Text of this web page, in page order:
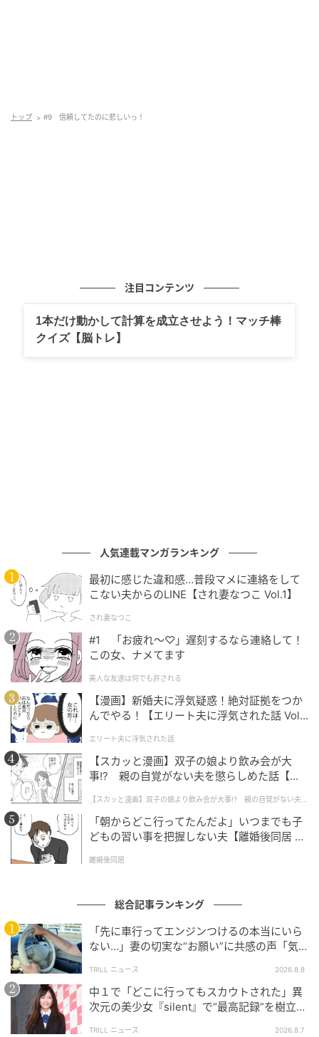
トップ #9 信頼してたのに悲しいっ！
注目コンテンツ
1本だけ動かして計算を成立させよう！マッチ棒
クイズ【脳トレ】
人気連載マンガランキング
最初に感じた違和感…普段マメに連絡をして
こない夫からのLINE【され妻なつこ Vol.1】
され妻なつこ
#1 「お疲れ〜♡」遅刻するなら連絡して！
この女、ナメてます
美人な友達は何でも許される
【漫画】新婚夫に浮気疑惑！絶対証拠をつか
んでやる！【エリート夫に浮気された話 Vol.
エリート夫に浮気された話
【スカッと漫画】双子の娘より飲み会が大
事!? 親の自覚がない夫を懲らしめた話【第1
【スカッと漫画】双子の娘より飲み会が大事!? 親の自覚がない夫を
懲らしめた話
「朝からどこ行ってたんだよ」いつまでも子
どもの習い事を把握しない夫【離婚後同居 Vo
離婚後同居
総合記事ランキング
「先に車行ってエンジンつけるの本当にいら
ない…」妻の切実な“お願い”に共感の声「気
TRILL ニュース 2026.8.8
中１で「どこに行ってもスカウトされた」異
次元の美少女『silent』で“最高記録”を樹立し
TRILL ニュース 2026.8.7